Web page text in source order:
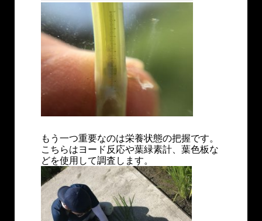
もう一つ重要なのは栄養状態の把握です。
こちらはヨード反応や葉緑素計、葉色板な
どを使用して調査します。